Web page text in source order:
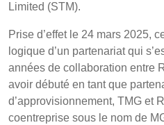
Sustainability
Media
Événements
Contact
UK, NORTHERN
OF IRELAND
Limited (STM).
Prise d’effet le 24 mars 2025,
logique d’un partenariat qui
années de collaboration entre
avoir débuté en tant que
d’approvisionnement, TMG et
coentreprise sous le nom de